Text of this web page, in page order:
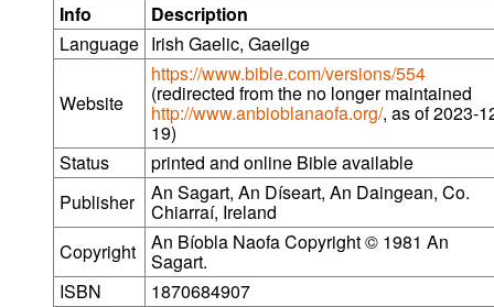
Info
Description
Language Irish Gaelic, Gaeilge
Website
https://www.bible.com/versions/554
(redirected from the no longer maintained
http://www.anbioblanaofa.org/, as of 2023-
19)
Status
printed and online Bible available
Publisher
An Sagart, An Díseart, An Daingean, Co.
Chiarraí, Ireland
Copyright
An Bíobla Naofa Copyright © 1981 An
Sagart.
ISBN
1870684907